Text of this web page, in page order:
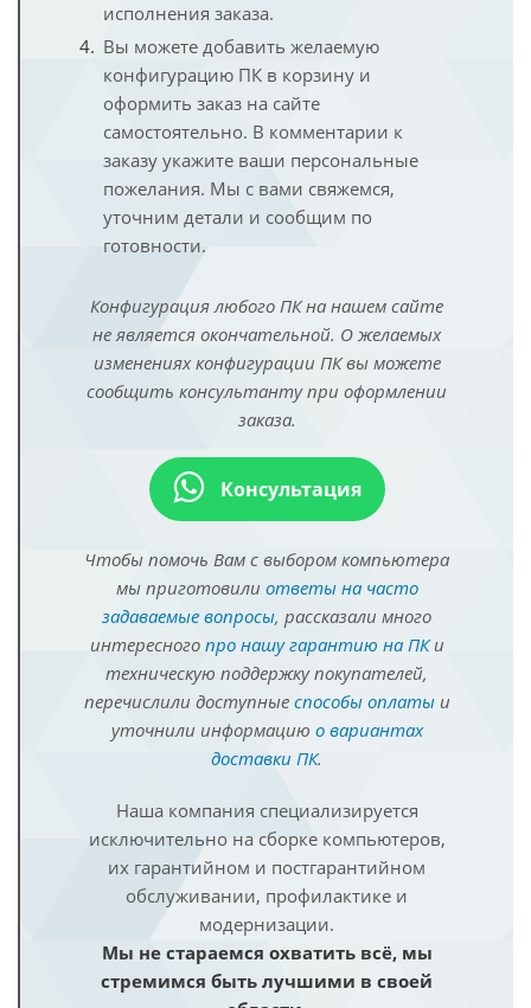
исполнения заказа.
Вы можете добавить желаемую
конфигурацию ПК в корзину и
оформить заказ на сайте
самостоятельно. В комментарии к
заказу укажите ваши персональные
пожелания. Мы с вами свяжемся,
уточним детали и сообщим по
готовности.
Конфигурация любого ПК на нашем сайте
не является окончательной. О желаемых
изменениях конфигурации ПК вы можете
сообщить консультанту при оформлении
заказа.
Консультация
Чтобы помочь Вам с выбором компьютера
мы приготовили ответы на часто
задаваемые вопросы, рассказали много
интересного про нашу гарантию на ПКи
техническую поддержку покупателей,
перечислили доступные способы оплатыи
уточнили информацию о вариантах
доставки ПК.
Наша компания специализируется
исключительно на сборке компьютеров,
их гарантийном и постгарантийном
обслуживании, профилактике и
модернизации.
Мы не стараемся охватить всё, мы
стремимся быть лучшими в своей